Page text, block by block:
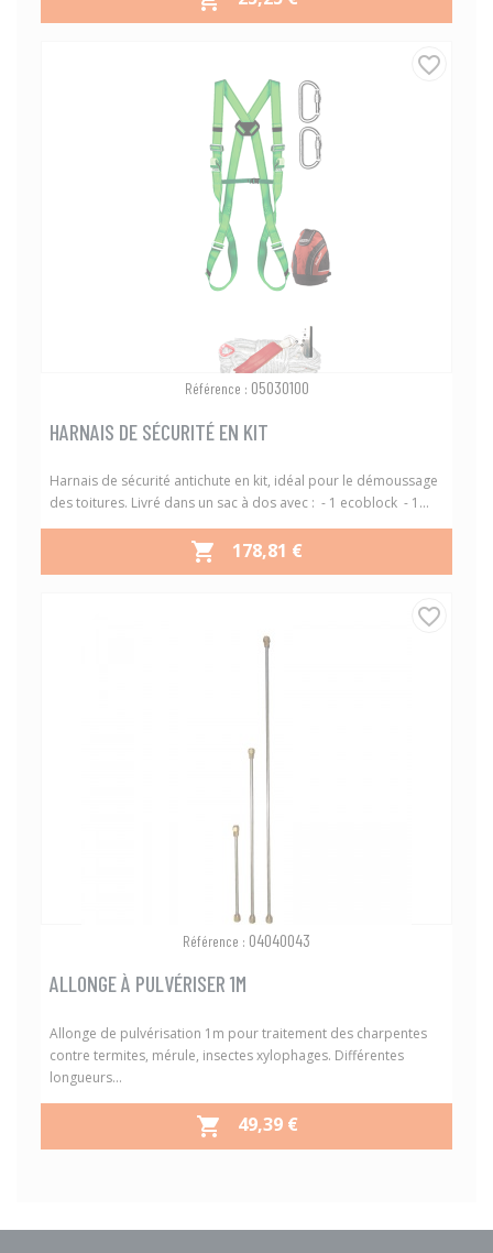
Référence : 05030100
HARNAIS DE SÉCURITÉ EN KIT
Harnais de sécurité antichute en kit, idéal pour le démoussage
des toitures. Livré dans un sac à dos avec : - 1 ecoblock - 1...
 PRIX
178,81 €
favorite_border
Référence : 04040043
ALLONGE À PULVÉRISER 1M
Allonge de pulvérisation 1m pour traitement des charpentes
contre termites, mérule, insectes xylophages. Différentes
longueurs...
 PRIX
49,39 €
favorite_border